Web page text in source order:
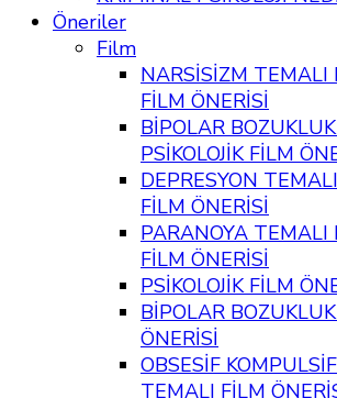
Öneriler
Film
NARSİSİZM TEMALI
FİLM ÖNERİSİ
BİPOLAR
PSİKOLOJİK FİLM
DEPRESYON
FİLM ÖNERİSİ
PARANOYA TEMALI
FİLM ÖNERİSİ
PSİKOLOJİK FİLM
BİPOLAR
ÖNERİSİ
OBSESİF
TEMALI FİLM